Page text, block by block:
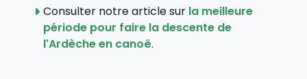
Consulter notre article sur la meilleure
période pour faire la descente de
l'Ardèche en canoë.